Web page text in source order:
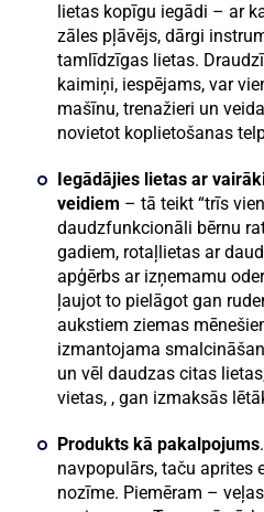
lietas kopīgu iegādi – ar
zāles pļāvējs, dārgi
tamlīdzīgas lietas.
kaimiņi, iespējams, var
mašīnu, trenažieri un
novietot koplietošanas
Iegādājies lietas ar
veidiem – tā teikt “trīs
daudzfunkcionāli bērnu
gadiem, rotaļlietas ar
apģērbs ar izņemamu
ļaujot to pielāgot gan
aukstiem ziemas
izmantojama
un vēl daudzas citas
vietas, , gan izmaksās
Produkts kā pakalpojums
navpopulārs, taču aprites
nozīme. Piemēram –